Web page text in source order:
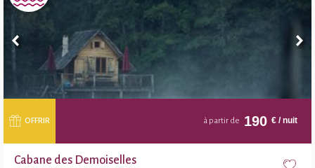
OFFRIR à partir de 190 € / nuit
Cabane des Demoiselles